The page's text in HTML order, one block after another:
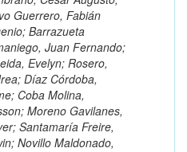
Guerrero, Fabián
Barrazueta
Juan Fernando;
Evelyn; Rosero,
Díaz Córdoba,
Coba Molina,
Moreno Gavilanes,
Santamaría Freire,
Novillo Maldonado,